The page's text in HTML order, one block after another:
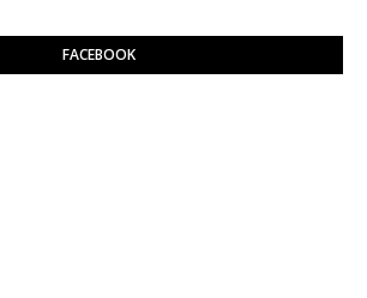
FACEBOOK